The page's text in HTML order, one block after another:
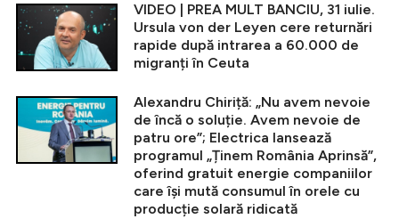
VIDEO | PREA MULT BANCIU, 31 iulie.
Ursula von der Leyen cere returnări
rapide după intrarea a 60.000 de
migranți în Ceuta
Alexandru Chiriță: „Nu avem nevoie
de încă o soluție. Avem nevoie de
patru ore”; Electrica lansează
programul „Ținem România Aprinsă”,
oferind gratuit energie companiilor
care își mută consumul în orele cu
producție solară ridicată